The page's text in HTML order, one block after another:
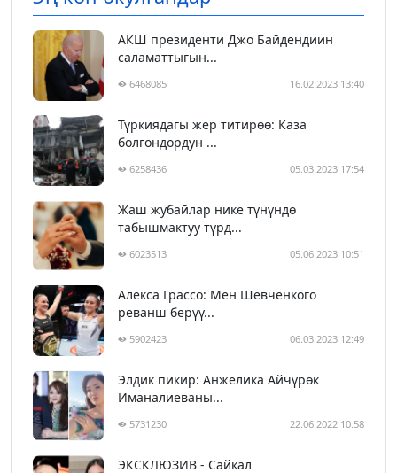
АКШ президенти Джо Байдендиин
саламаттыгын...
6468085 16.02.2023 13:40
Түркиядагы жер титирөө: Каза
болгондордун ...
6258436 05.03.2023 17:54
Жаш жубайлар нике түнүндө
табышмактуу түрд...
6023513 05.06.2023 10:51
Алекса Грассо: Мен Шевченкого
реванш берүү...
5902423 06.03.2023 12:49
Элдик пикир: Анжелика Айчүрөк
Иманалиеваны...
5731230 22.06.2022 10:58
ЭКСКЛЮЗИВ - Сайкал